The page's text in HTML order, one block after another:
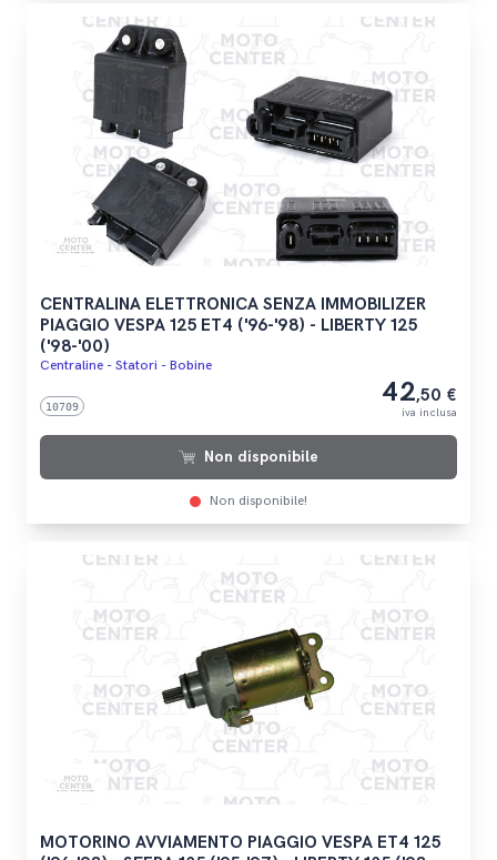
CENTRALINA ELETTRONICA SENZA IMMOBILIZER
PIAGGIO VESPA 125 ET4 ('96-'98) - LIBERTY 125
('98-'00)
Centraline - Statori - Bobine
10709 42,50 €
iva inclusa
Non disponibile
Non disponibile!
MOTORINO AVVIAMENTO PIAGGIO VESPA ET4 125